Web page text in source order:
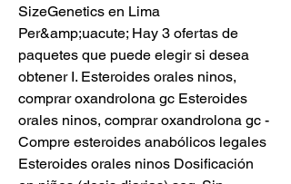
SizeGenetics en Lima
Per&amp;uacute; Hay 3 ofertas de
paquetes que puede elegir si desea
obtener I. Esteroides orales ninos,
comprar oxandrolona gc Esteroides
orales ninos, comprar oxandrolona gc -
Compre esteroides anabólicos legales
Esteroides orales ninos Dosificación